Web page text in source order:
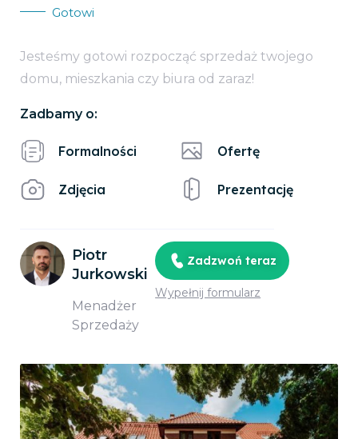
Gotowi
Jesteśmy gotowi rozpocząć sprzedaż twojego
domu, mieszkania czy biura od zaraz!
Zadbamy o:
Formalności
Zdjęcia
Ofertę
Prezentację
Piotr
Jurkowski
Menadżer
Sprzedaży
Zadzwoń teraz
Wypełnij formularz